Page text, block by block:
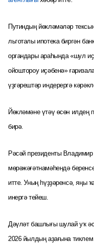
Путиндың йөкләмәләр
льготалы ипотека биргән
органдары араһында «шул
ойоштороу иҫәбенә»
үҙгәрештәр индерергә
Йөкләмәне үтәү өсөн
бирә.
Рәсәй президенты
мөрәжәғәтнамәһендә
итте. Уның һүҙҙәренсә, яңы
инергә тейеш.
Дәүләт башлығы шулай уҡ
2026 йылдың аҙағына